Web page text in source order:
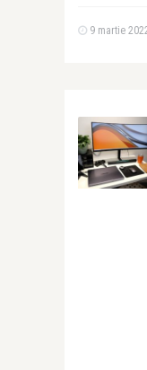
9 martie